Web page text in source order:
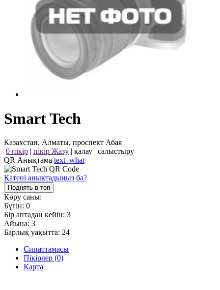
Smart Tech
Казахстан, Алматы, проспект Абая
0 пікір | пікір Жазу | қалау | салыстыру
QR Анықтама text_what
Қатені анықтадыңыз ба?
Поднять в топ
Көру саны:
Бүгін: 0
Бір аптадан кейін: 3
Айына: 3
Барлық уақытта: 24
Сипаттамасы
Пікірлер (0)
Карта